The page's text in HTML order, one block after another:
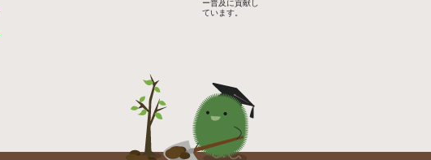
ー普及に貢献し
ています。